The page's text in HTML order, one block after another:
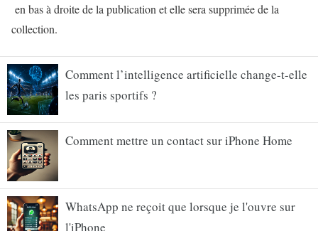
en bas à droite de la publication et elle sera supprimée de la
collection.
Comment l’intelligence artificielle change-t-elle
les paris sportifs ?
Comment mettre un contact sur iPhone Home
WhatsApp ne reçoit que lorsque je l'ouvre sur
l'iPhone